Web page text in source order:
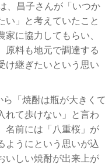
、昌子さんが「いつか
い」と考えていたこと
に協力してもらい、
原料も地元で調達する
け継ぎたいという思い
「焼酎は瓶が大きくて
れて歩けない」と言わ
名前には「八重桜」が
ようにという思いが込
いしい焼酎が出来上が